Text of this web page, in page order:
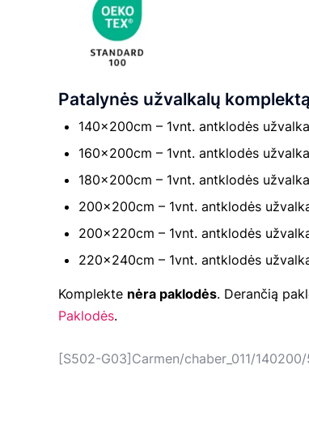
Patalynės užvalkalų
140×200cm – 1vnt. antklodės
160×200cm – 1vnt. antklodės
180×200cm – 1vnt. antklodės
200×200cm – 1vnt. antklodės
200×220cm – 1vnt. antklodės
220×240cm – 1vnt. antklodės
Komplekte nėra paklodės. Derančią
Paklodės.
[S502-G03]Carmen/chaber_011/